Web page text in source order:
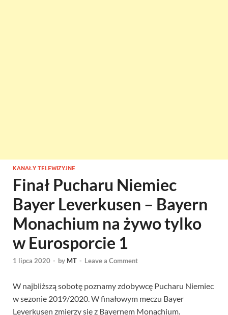
KANAŁY TELEWIZYJNE
Finał Pucharu Niemiec
Bayer Leverkusen – Bayern
Monachium na żywo tylko
w Eurosporcie 1
1 lipca 2020 - by MT - Leave a Comment
W najbliższą sobotę poznamy zdobywcę Pucharu Niemiec
w sezonie 2019/2020. W finałowym meczu Bayer
Leverkusen zmierzy się z Bayernem Monachium.